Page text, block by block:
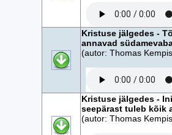
Kristuse jälgedes -
annavad
(autor: Thomas
Kristuse jälgedes -
seepärast tuleb kõik
(autor: Thomas